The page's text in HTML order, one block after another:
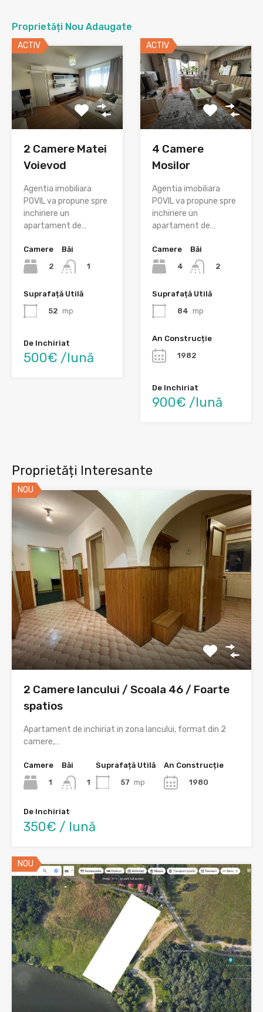
Proprietăți Nou Adaugate
ACTIV
2 Camere Matei
Voievod
Agentia imobiliara
POVIL va propune spre
inchiriere un
apartament de…
Camere
2
Băi
1
Suprafață Utilă
52 mp
De Inchiriat
500€ /lună
ACTIV
4 Camere
Mosilor
Agentia imobiliara
POVIL va propune spre
inchiriere un
apartament de…
Camere
4
Băi
2
Suprafață Utilă
84 mp
An Construcție
1982
De Inchiriat
900€ /lună
Proprietăți Interesante
NOU
2 Camere Iancului / Scoala 46 / Foarte
spatios
Apartament de inchiriat in zona Iancului, format din 2
camere,…
Camere
1
Băi
1
Suprafață Utilă
57 mp
An Construcție
1980
De Inchiriat
350€ / lună
NOU